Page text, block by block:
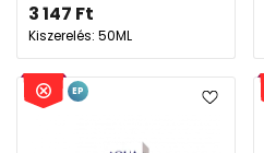
3 147 Ft
Kiszerelés: 50ML
EP